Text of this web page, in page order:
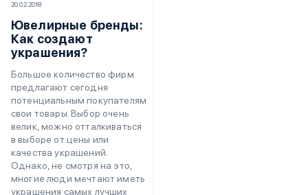
20.02.2018
Ювелирные бренды:
Как создают
украшения?
Большое количество фирм
предлагают сегодня
потенциальным покупателям
свои товары. Выбор очень
велик, можно отталкиваться
в выборе от цены или
качества украшений.
Однако, не смотря на это,
многие люди мечтают иметь
украшения самых лучших